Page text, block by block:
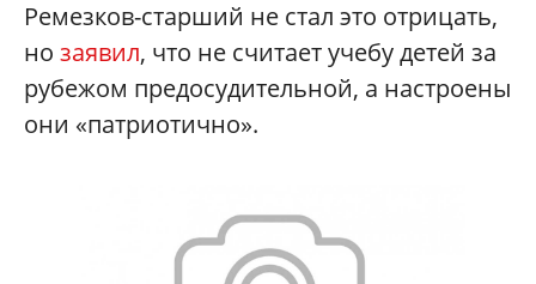
Ремезков-старший не стал это отрицать,
но заявил, что не считает учебу детей за
рубежом предосудительной, а настроены
они «патриотично».